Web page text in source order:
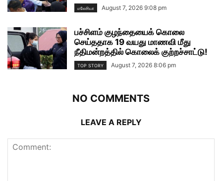
மலேசியா August 7, 2026 9:08 pm
பச்சிளம் குழந்தையைக் கொலை
செய்ததாக 19 வயது மாணவி மீது
நீதிமன்றத்தில் கொலைக் குற்றச்சாட்டு!
TOP STORY August 7, 2026 8:06 pm
NO COMMENTS
LEAVE A REPLY